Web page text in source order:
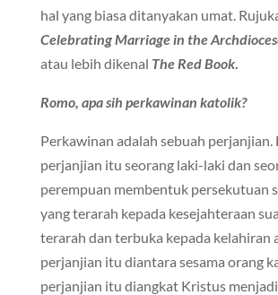
hal yang biasa ditanyakan umat.
Celebrating Marriage in the
atau lebih dikenal The Red Book.
Romo, apa sih perkawinan katolik?
Perkawinan adalah sebuah perjanjian.
perjanjian itu seorang laki-laki dan
perempuan membentuk persekutuan
yang terarah kepada kesejahteraan
terarah dan terbuka kepada kelahiran
perjanjian itu diantara sesama orang
perjanjian itu diangkat Kristus